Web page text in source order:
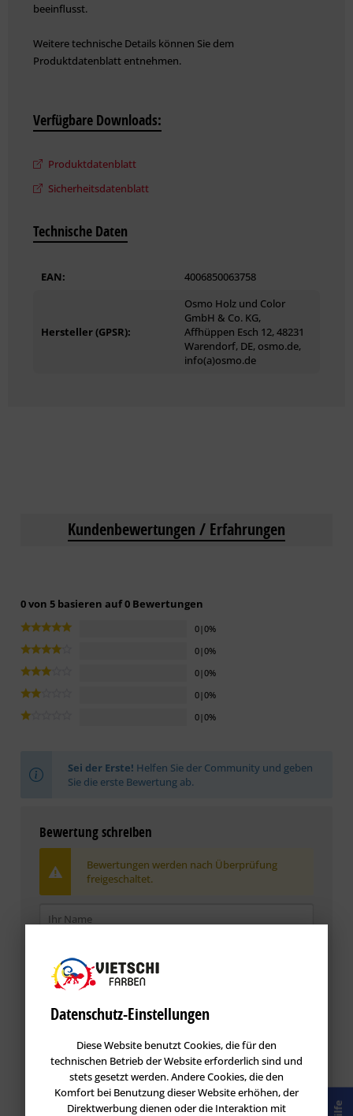
beeinflusst.
Weitere technische Details können Sie dem
Produktdatenblatt entnehmen.
Verfügbare Downloads:
Produktdatenblatt
Sicherheitsdatenblatt
Technische Daten
EAN: 4006850063758
Hersteller (GPSR):
Osmo Holz und Color
GmbH & Co. KG,
Affhüppen Esch 12, 48231
Warendorf, DE, osmo.de,
info(a)osmo.de
Kundenbewertungen / Erfahrungen
0 von 5 basieren auf 0 Bewertungen
0|0%
0|0%
0|0%
0|0%
0|0%
Sei der Erste! Helfen Sie der Community und geben
Sie die erste Bewertung ab.
Bewertung schreiben
Bewertungen werden nach Überprüfung
freigeschaltet.
Die mit einem * markierten Felder sind Pflichtfelder.
Datenschutz-Einstellungen
Diese Website benutzt Cookies, die für den
technischen Betrieb der Website erforderlich sind und
stets gesetzt werden. Andere Cookies, die den
Komfort bei Benutzung dieser Website erhöhen, der
Direktwerbung dienen oder die Interaktion mit